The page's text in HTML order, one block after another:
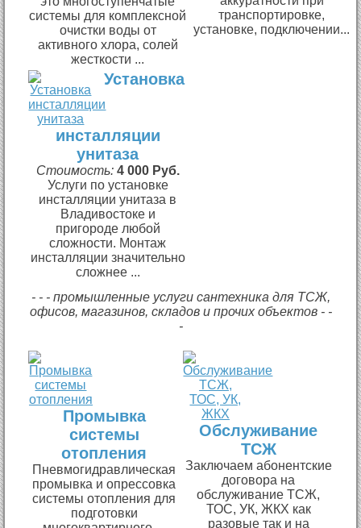
системы для комплексной
очистки воды от
активного хлора, солей
жесткости ...
транспортировке,
установке, подключении...
Установка
инсталляции
унитаза
Стоимость: 4 000 Руб.
Услуги по установке
инсталляции унитаза в
Владивостоке и
пригороде любой
сложности. Монтаж
инсталляции значительно
сложнее ...
- - - промышленные услуги сантехника для ТСЖ,
офисов, магазинов, складов и прочих объектов - -
-
Промывка
системы
отопления
Пневмогидравлическая
промывка и опрессовка
системы отопления для
подготовки
Обслуживание
ТСЖ
Заключаем абонентские
договора на
обслуживание ТСЖ,
ТОС, УК, ЖКХ как
разовые так и на